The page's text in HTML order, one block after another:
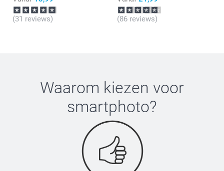
(31 reviews) (86 reviews)
Waarom kiezen voor
smartphoto?